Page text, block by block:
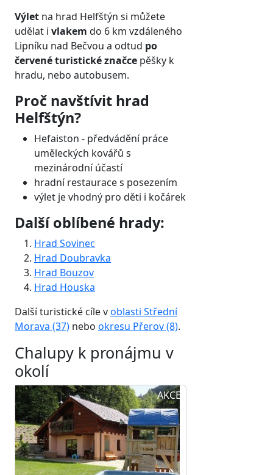
Výlet na hrad Helfštýn si můžete
udělat i vlakem do 6 km vzdáleného
Lipníku nad Bečvou a odtud po
červené turistické značce pěšky k
hradu, nebo autobusem.
Proč navštívit hrad
Helfštýn?
Hefaiston - předvádění práce
uměleckých kovářů s
mezinárodní účastí
hradní restaurace s posezením
výlet je vhodný pro děti i kočárek
Další oblíbené hrady:
Hrad Sovinec
Hrad Doubravka
Hrad Bouzov
Hrad Houska
Další turistické cíle voblasti Střední
Morava (37) nebo okresu Přerov (8).
Chalupy k pronájmu v
okolí
AKCE